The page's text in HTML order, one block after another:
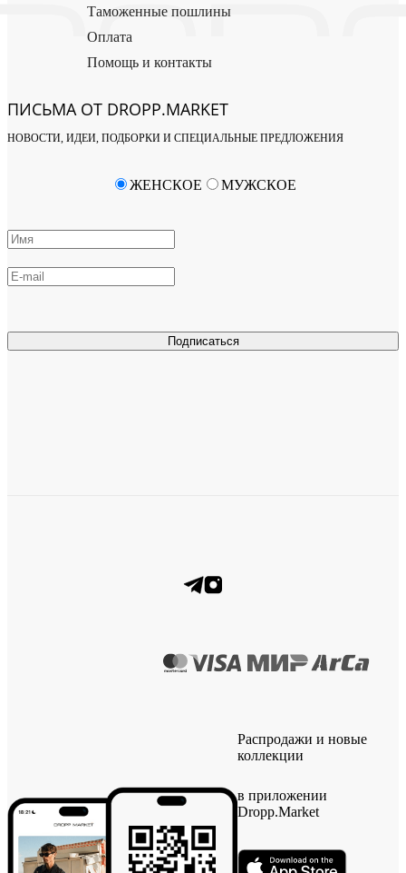
Таможенные пошлины
Оплата
Помощь и контакты
ПИСЬМА ОТ DROPP.MARKET
НОВОСТИ, ИДЕИ, ПОДБОРКИ И СПЕЦИАЛЬНЫЕ ПРЕДЛОЖЕНИЯ
Подписаться
ЖЕНСКОЕ МУЖСКОЕ
Распродажи и новые
коллекции
в приложении
Dropp.Market